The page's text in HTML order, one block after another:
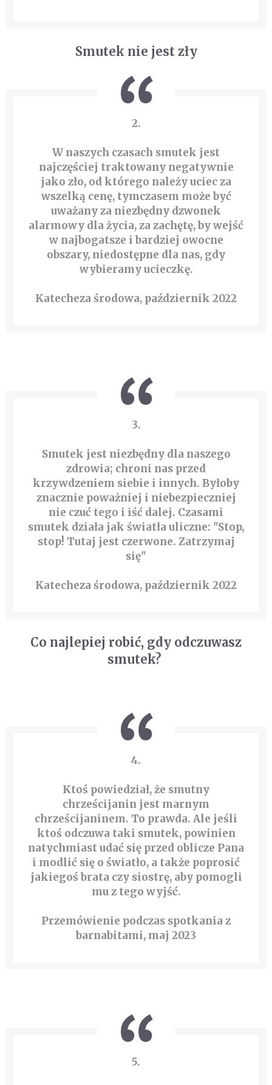
Smutek nie jest zły
2.
W naszych czasach smutek jest
najczęściej traktowany negatywnie
jako zło, od którego należy uciec za
wszelką cenę, tymczasem może być
uważany za niezbędny dzwonek
alarmowy dla życia, za zachętę, by wejść
w najbogatsze i bardziej owocne
obszary, niedostępne dla nas, gdy
wybieramy ucieczkę.
Katecheza środowa, październik 2022
3.
Smutek jest niezbędny dla naszego
zdrowia; chroni nas przed
krzywdzeniem siebie i innych. Byłoby
znacznie poważniej i niebezpieczniej
nie czuć tego i iść dalej. Czasami
smutek działa jak światła uliczne: "Stop,
stop! Tutaj jest czerwone. Zatrzymaj
się"
Katecheza środowa, październik 2022
Co najlepiej robić, gdy odczuwasz
smutek?
4.
Ktoś powiedział, że smutny
chrześcijanin jest marnym
chrześcijaninem. To prawda. Ale jeśli
ktoś odczuwa taki smutek, powinien
natychmiast udać się przed oblicze Pana
i modlić się o światło, a także poprosić
jakiegoś brata czy siostrę, aby pomogli
mu z tego wyjść.
Przemówienie podczas spotkania z
barnabitami, maj 2023
5.